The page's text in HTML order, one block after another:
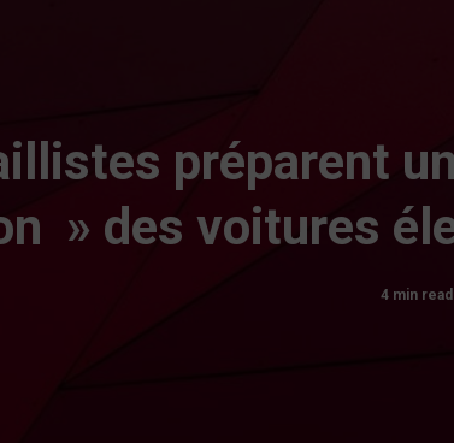
préparent
» des voitures
4 min read